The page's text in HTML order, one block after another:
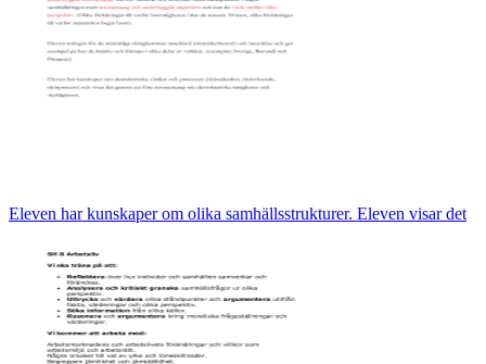
Eleven har kunskaper om olika samhällsstrukturer. Eleven visar det